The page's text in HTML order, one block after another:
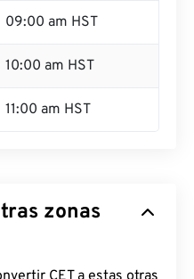
09:00 am HST
10:00 am HST
11:00 am HST
zonas